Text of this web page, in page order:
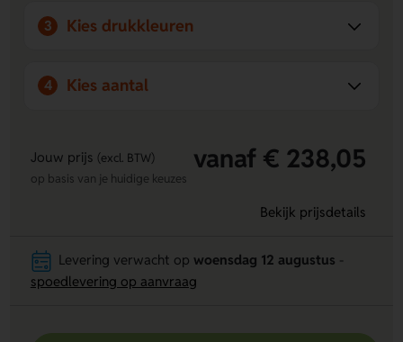
3 Kies drukkleuren
4 Kies aantal
Jouw prijs (excl. BTW) vanaf € 238,05
op basis van je huidige keuzes
Bekijk prijsdetails
Levering verwacht op woensdag 12 augustus
spoedlevering op aanvraag